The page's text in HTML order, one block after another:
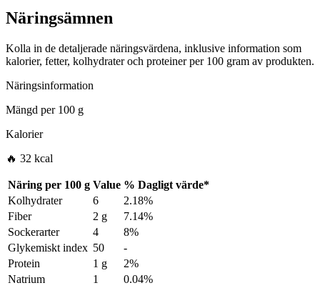
Näringsämnen
Kolla in de detaljerade näringsvärdena, inklusive information som
kalorier, fetter, kolhydrater och proteiner per 100 gram av produkten.
Näringsinformation
Mängd per100 g
Kalorier
🔥 32 kcal
Näring per 100 g Value % Dagligt värde*
Kolhydrater
6
2.18%
Fiber
2 g
7.14%
Sockerarter
4
8%
Glykemiskt index 50
-
Protein
1 g
2%
Natrium
1
0.04%